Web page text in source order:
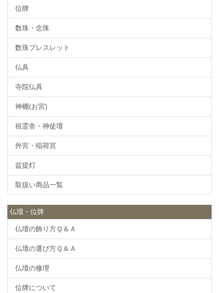
位牌
数珠・念珠
数珠ブレスレット
仏具
寺院仏具
神棚(お宮)
祖霊舎・神徒壇
外宮・稲荷宮
盆提灯
取扱い商品一覧
仏壇・位牌
仏壇の飾り方Ｑ＆Ａ
仏壇の選び方Ｑ＆Ａ
仏壇の修理
位牌について